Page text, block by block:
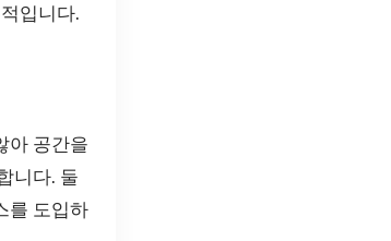
입니다.
아 공간을
니다. 둘
를 도입하